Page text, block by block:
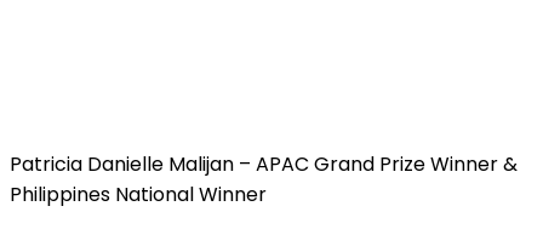
Patricia Danielle Malijan – APAC Grand Prize Winner &
Philippines National Winner